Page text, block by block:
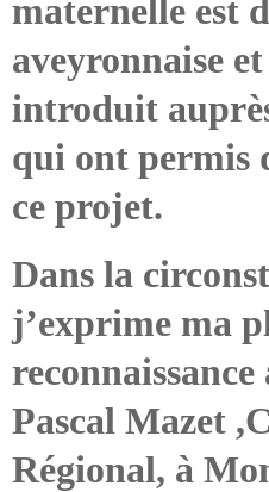
maternelle est
aveyronnaise
introduit
qui ont permis
ce projet.
Dans la
j’exprime ma
Pascal Mazet
Régional, à